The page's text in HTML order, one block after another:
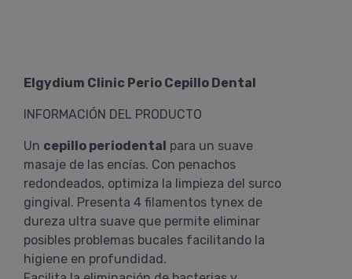
Elgydium Clinic Perio Cepillo Dental
INFORMACIÓN DEL PRODUCTO
Un cepillo periodental para un suave
masaje de las encías. Con penachos
redondeados, optimiza la limpieza del surco
gingival. Presenta 4 filamentos tynex de
dureza ultra suave que permite eliminar
posibles problemas bucales facilitando la
higiene en profundidad.